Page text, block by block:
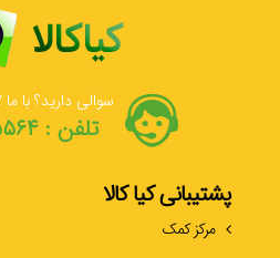
سوالی دارید؟ با ما ۲۴/۷ تماس بگیرید
تلفن : ۰۴۵۳۳۲۳۵۵۶۴
پشتیبانی کیا کالا
مرکز کمک